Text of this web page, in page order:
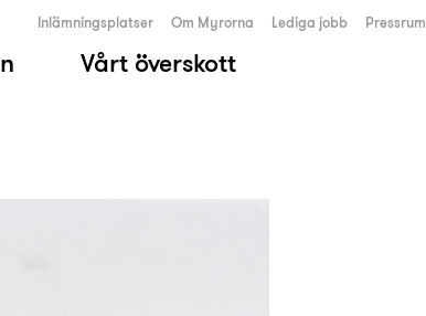
Vårt överskott
Inlämningsplatser Om Myrorna Lediga jobb Pressrum